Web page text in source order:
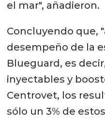
el mar", añadieron.
Concluyendo que,
desempeño de la
Blueguard, es
inyectables y
Centrovet, los
sólo un 3% de